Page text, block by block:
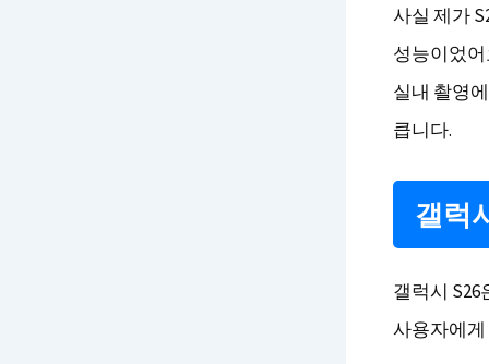
사실 제가
성능이었
실내 촬영
큽니다.
갤럭
갤럭시
사용자에